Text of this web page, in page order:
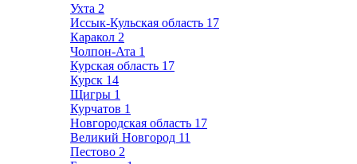
Ухта 2
Иссык-Кульская область 17
Каракол 2
Чолпон-Ата 1
Курская область 17
Курск 14
Щигры 1
Курчатов 1
Новгородская область 17
Великий Новгород 11
Пестово 2